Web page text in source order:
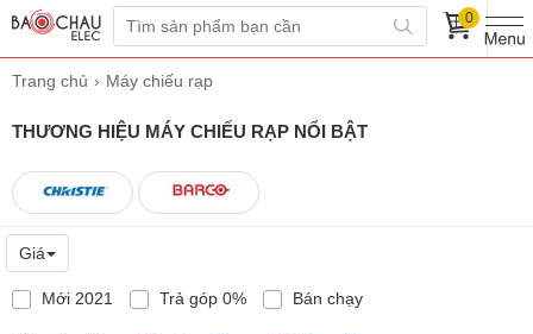
0
Trang chủ Máy chiếu rạp
THƯƠNG HIỆU MÁY CHIẾU RẠP NỔI BẬT
Giá
Mới 2021 Trả góp 0% Bán chạy